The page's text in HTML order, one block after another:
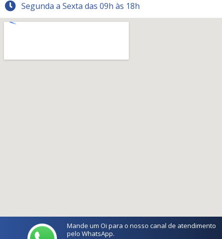
Segunda a Sexta das 09h às 18h
Mande um Oi para o nosso canal de atendimento
pelo WhatsApp.